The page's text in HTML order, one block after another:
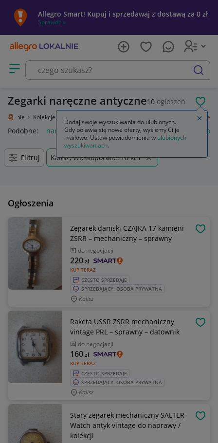
Allegro Smart! Kupuj i sprzedawaj z dostawą za 0 zł
Sprawdź »
Otwórz menu z kategoriami
szukaj
Zegarki naręczne antyczne10 ogłoszeń
Lokalnie Kolekcje i sztuka Naręczne
Podobne: naręczne zegarki nareczne męskie biurko
Filtruj Kalisz, Wielkopolskie, +0 km
Ogłoszenia
Zegarek damski CZAJKA 17 kamieni
ZSRR – mechaniczny – sprawny
do negocjacji
KUP TERAZ
220zł
CZĘSTO SPRZEDAJE
SPRZEDAJĄCY: OSOBA PRYWATNA
Kalisz
Raketa USSR ZSRR mechaniczny
vintage PRL – sprawny – datownik
do negocjacji
KUP TERAZ
160zł
CZĘSTO SPRZEDAJE
SPRZEDAJĄCY: OSOBA PRYWATNA
Kalisz
Stary zegarek mechaniczny SALTER
Watch antyk vintage do naprawy /
kolekcji
Dodaj swoje wyszukiwania do ulubionych.
Gdy pojawią się nowe oferty, wyślemy Ci je
mailowo. Ustaw powiadomienia w ulubionych
wyszukiwaniach.